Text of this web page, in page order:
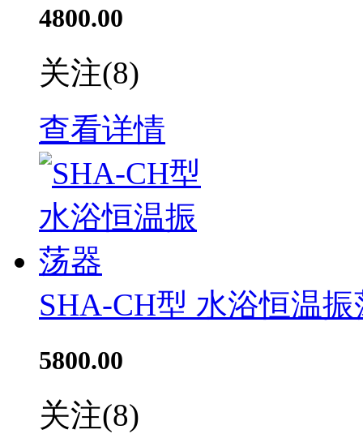
4800.00
关注(8)
查看详情
SHA-CH型 水浴恒温振
5800.00
关注(8)